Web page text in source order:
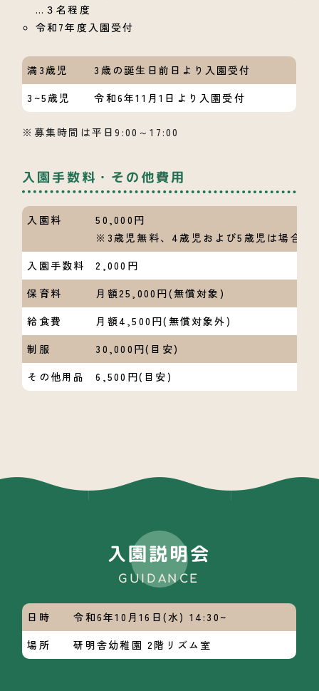
…３名程度
令和7年度入園受付
満3歳児
3歳の誕生日前日より入園受付
3~5歳児
令和6年11月1日より入園受付
※募集時間は平日9:00～17:00
入園手数料・その他費用
入園料
50,000円
※3歳児無料、4歳児および5歳児は場合に
入園手数料
2,000円
保育料
月額25,000円(無償対象)
給食費
月額4,500円(無償対象外)
制服
30,000円(目安)
その他用品
6,500円(目安)
GUIDANCE
入園説明会
日時
令和6年10月16日(水) 14:30~
場所
研明舎幼稚園 2階リズム室